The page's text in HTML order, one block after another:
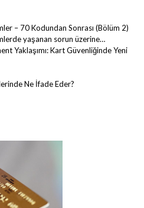
– 70 Kodundan Sonrası (Bölüm 2)
yaşanan sorun üzerine…
Yaklaşımı: Kart Güvenliğinde Yeni
Ne İfade Eder?